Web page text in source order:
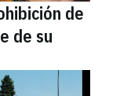
de
de su